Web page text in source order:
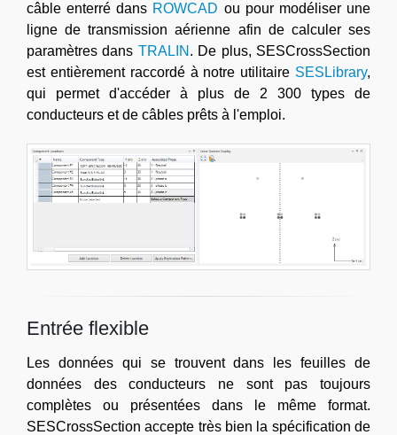
câble enterré dans ROWCAD ou pour modéliser une
ligne de transmission aérienne afin de calculer ses
paramètres dans TRALIN . De plus, SESCrossSection
est entièrement raccordé à notre utilitaire SESLibrary,
qui permet d'accéder à plus de 2 300 types de
conducteurs et de câbles prêts à l'emploi.
Entrée flexible
Les données qui se trouvent dans les feuilles de
données des conducteurs ne sont pas toujours
complètes ou présentées dans le même format.
SESCrossSection accepte très bien la spécification de